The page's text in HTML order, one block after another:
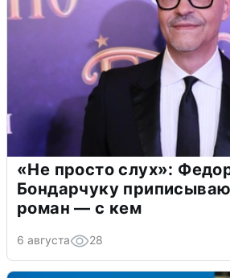
«Не просто слух»:
Бондарчуку
роман — с кем
6 августа 28